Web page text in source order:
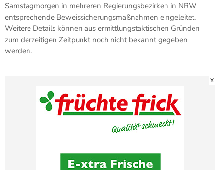
Samstagmorgen in mehreren Regierungsbezirken in NRW
entsprechende Beweissicherungsmaßnahmen eingeleitet.
Weitere Details können aus ermittlungstaktischen Gründen
zum derzeitigen Zeitpunkt noch nicht bekannt gegeben
werden.
X